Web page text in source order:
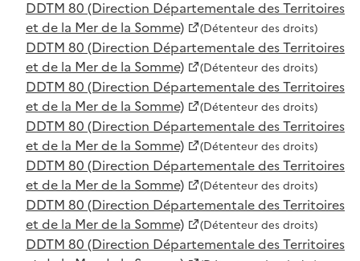
DDTM 80 (Direction Départementale des Territoires
et de la Mer de la Somme)
(Détenteur des droits)
DDTM 80 (Direction Départementale des Territoires
et de la Mer de la Somme)
(Détenteur des droits)
DDTM 80 (Direction Départementale des Territoires
et de la Mer de la Somme)
(Détenteur des droits)
DDTM 80 (Direction Départementale des Territoires
et de la Mer de la Somme)
(Détenteur des droits)
DDTM 80 (Direction Départementale des Territoires
et de la Mer de la Somme)
(Détenteur des droits)
DDTM 80 (Direction Départementale des Territoires
et de la Mer de la Somme)
(Détenteur des droits)
DDTM 80 (Direction Départementale des Territoires